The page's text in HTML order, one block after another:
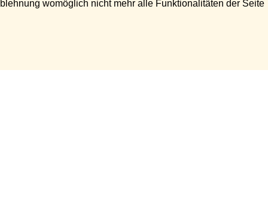
womöglich nicht mehr alle Funktionalitäten der Seite